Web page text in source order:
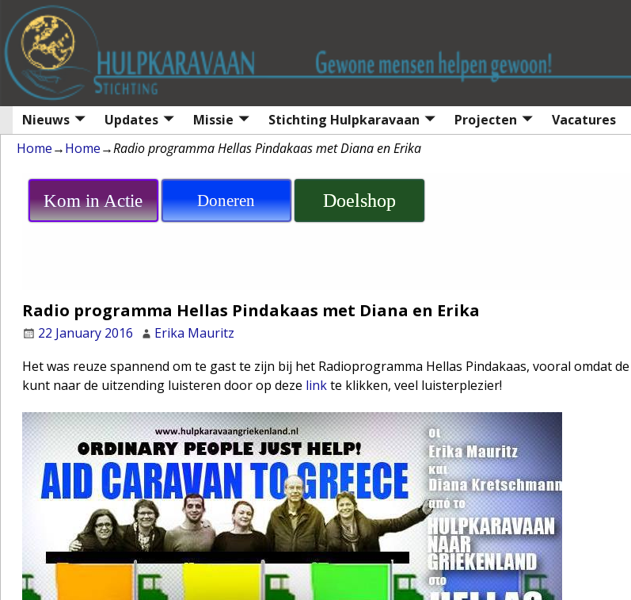
Nieuws Updates Missie Stichting Hulpkaravaan Projecten Vacatures
Home→Home→Radio programma Hellas Pindakaas met Diana en Erika
Kom in Actie Doneren Doelshop
Radio programma Hellas Pindakaas met Diana en Erika
22 January 2016
Erika Mauritz
Het was reuze spannend om te gast te zijn bij het Radioprogramma Hellas Pindakaas, vooral omdat
kunt naar de uitzending luisteren door op deze linkte klikken, veel luisterplezier!